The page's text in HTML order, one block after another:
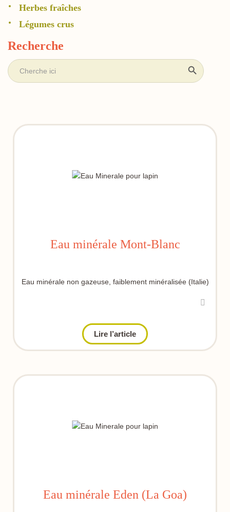
Herbes fraîches
Légumes crus
Recherche
Search
for:
Eau minérale Mont-Blanc
Eau minérale non gazeuse, faiblement minéralisée (Italie)
Lire l’article
Eau minérale Eden (La Goa)